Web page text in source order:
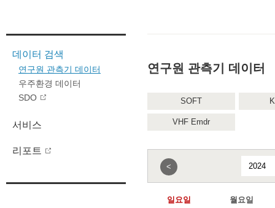
데이터 검색
연구원 관측기 데이터
우주환경 데이터
SDO
서비스
리포트
연구원 관측기 데이터
SOFT
VHF Emdr
<
일요일 월요일